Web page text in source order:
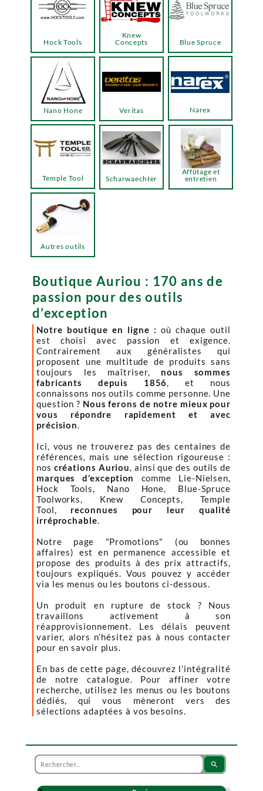
Boutique Auriou : 170 ans de
passion pour des outils
d’exception
Notre boutique en ligne : où chaque outil
est choisi avec passion et exigence.
Contrairement aux généralistes qui
proposent une multitude de produits sans
toujours les maîtriser, nous sommes
fabricants depuis 1856, et nous
connaissons nos outils comme personne. Une
question ? Nous ferons de notre mieux pour
vous répondre rapidement et avec
précision.
Ici, vous ne trouverez pas des centaines de
références, mais une sélection rigoureuse :
nos créations Auriou, ainsi que des outils de
marques d’exception
comme Lie-Nielsen,
Hock Tools, Nano Hone, Blue-Spruce
Toolworks, Knew Concepts, Temple
Tool, reconnues pour leur qualité
irréprochable.
Notre page "Promotions" (ou bonnes
affaires) est en permanence accessible et
propose des produits à des prix attractifs,
toujours expliqués. Vous pouvez y accéder
via les menus ou les boutons ci-dessous.
Un produit en rupture de stock ? Nous
travaillons activement à son
réapprovisionnement. Les délais peuvent
varier, alors n’hésitez pas à nous contacter
pour en savoir plus.
En bas de cette page, découvrez l’intégralité
de notre catalogue. Pour affiner votre
recherche, utilisez les menus ou les boutons
dédiés, qui vous mèneront vers des
sélections adaptées à vos besoins.
Hock Tools
Knew
Concepts
Temple Tool
Blue Spruce
Narex
Veritas
Nano Hone
Autres outils
Scharwaechter
Affûtage et
entretien
search